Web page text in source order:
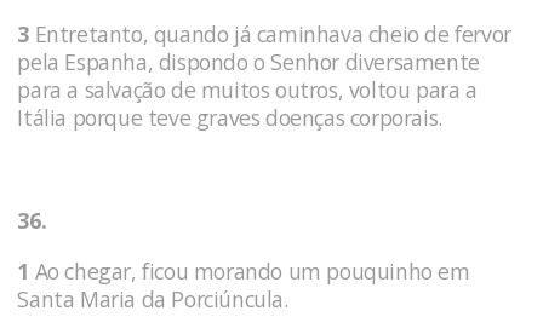
3 Entretanto, quando já caminhava cheio de fervor
pela Espanha, dispondo o Senhor diversamente
para a salvação de muitos outros, voltou para a
Itália porque teve graves doenças corporais.
36.
1 Ao chegar, ficou morando um pouquinho em
Santa Maria da Porciúncula.